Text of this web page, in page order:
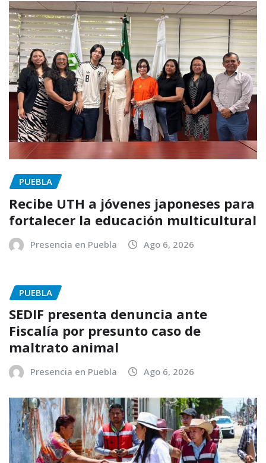
PUEBLA
Recibe UTH a jóvenes japoneses para
fortalecer la educación multicultural
Presencia en Puebla Ago 6, 2026
PUEBLA
SEDIF presenta denuncia ante
Fiscalía por presunto caso de
maltrato animal
Presencia en Puebla Ago 6, 2026